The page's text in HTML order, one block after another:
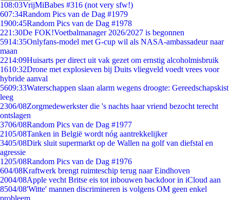
108:03VrijMiBabes #316 (not very sfw!)
607:34Random Pics van de Dag #1979
1900:45Random Pics van de Dag #1978
221:30De FOK!Voetbalmanager 2026/2027 is begonnen
5914:35Onlyfans-model met G-cup wil als NASA-ambassadeur naar
maan
2214:09Huisarts per direct uit vak gezet om ernstig alcoholmisbruik
1610:32Drone met explosieven bij Duits vliegveld voedt vrees voor
hybride aanval
5609:33Waterschappen slaan alarm wegens droogte: Gereedschapskist
leeg
2306/08Zorgmedewerkster die 's nachts haar vriend bezocht terecht
ontslagen
3706/08Random Pics van de Dag #1977
2105/08Tanken in België wordt nóg aantrekkelijker
3405/08Dirk sluit supermarkt op de Wallen na golf van diefstal en
agressie
1205/08Random Pics van de Dag #1976
604/08Kraftwerk brengt ruimteschip terug naar Eindhoven
2004/08Apple vecht Britse eis tot inbouwen backdoor in iCloud aan
8504/08'Witte' mannen discrimineren is volgens OM geen enkel
probleem